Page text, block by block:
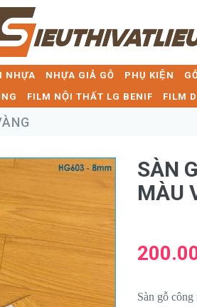
NHỰA NHỰA GIẢ GỖ PHỤ KIỆN
FILM NỘI THẤT LG BENIF FILM
SÀN
MÀU
Sàn gỗ